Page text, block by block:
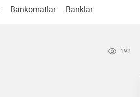
Bankomatlar Banklar
192